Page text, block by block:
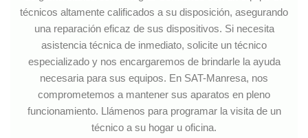
técnicos altamente calificados a su disposición, asegurando
una reparación eficaz de sus dispositivos. Si necesita
asistencia técnica de inmediato, solicite un técnico
especializado y nos encargaremos de brindarle la ayuda
necesaria para sus equipos. En SAT-Manresa, nos
comprometemos a mantener sus aparatos en pleno
funcionamiento. Llámenos para programar la visita de un
técnico a su hogar u oficina.